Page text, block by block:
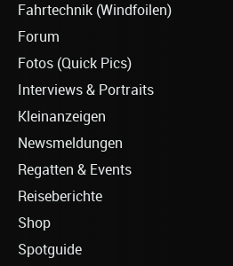
Fahrtechnik (Windfoilen)
Forum
Fotos (Quick Pics)
Interviews & Portraits
Kleinanzeigen
Newsmeldungen
Regatten & Events
Reiseberichte
Shop
Spotguide